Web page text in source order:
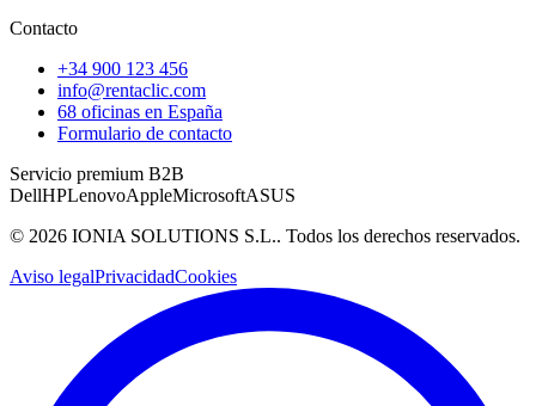
Contacto
+34 900 123 456
info@rentaclic.com
68 oficinas en España
Formulario de contacto
Servicio premium B2B
DellHPLenovoAppleMicrosoftASUS
© 2026 IONIA SOLUTIONS S.L.. Todos los derechos reservados.
Aviso legalPrivacidadCookies